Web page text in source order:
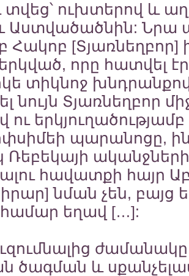
ուխտերով և
Աստվածածնին: Նրա
Հակոբ
որը հատվել
տիկնոջ
նույն Տյառնեղբոր
պարանոցը,
հավատքի հայր
նման չեն, բայց
եղավ […]:
ծագման և